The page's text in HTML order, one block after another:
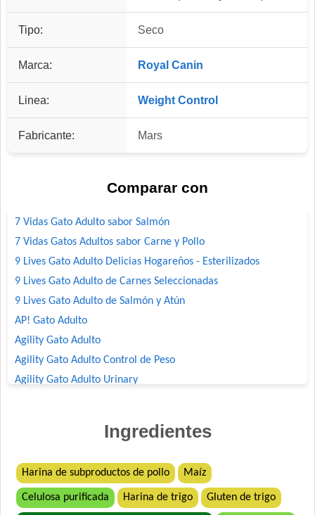
Tipo: Seco
Marca: Royal Canin
Linea: Weight Control
Fabricante: Mars
Comparar con
7 Vidas Gato Adulto sabor Salmón
7 Vidas Gatos Adultos sabor Carne y Pollo
9 Lives Gato Adulto Delicias Hogareños - Esterilizados
9 Lives Gato Adulto de Carnes Seleccionadas
9 Lives Gato Adulto de Salmón y Atún
AP! Gato Adulto
Agility Gato Adulto
Agility Gato Adulto Control de Peso
Agility Gato Adulto Urinary
Bonelo Gato Adulto
Bonelo Gato Adulto
Ingredientes
Harina de subproductos de pollo Maíz
Celulosa purificada Harina de trigo Gluten de trigo